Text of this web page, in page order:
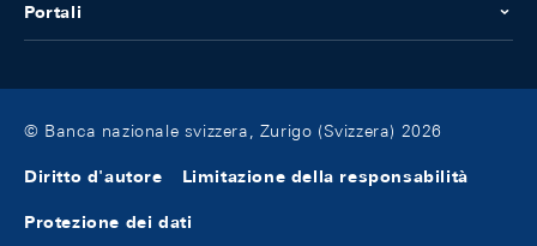
Portali
© Banca nazionale svizzera, Zurigo (Svizzera) 2026
Diritto d'autore Limitazione della responsabilità
Protezione dei dati